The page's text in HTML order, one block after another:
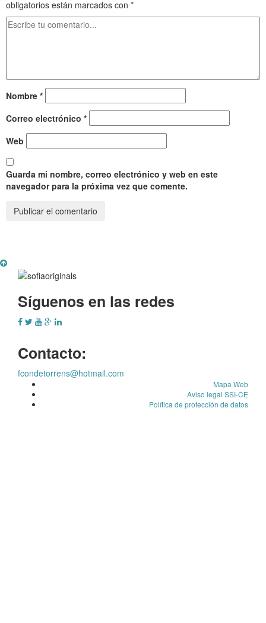
obligatorios están marcados con *
Nombre *
Correo electrónico *
Web
Guarda mi nombre, correo electrónico y web en este
navegador para la próxima vez que comente.
Síguenos en las redes
Contacto:
fcondetorrens@hotmail.com
Mapa Web
Aviso legal SSI-CE
Política de protección de datos